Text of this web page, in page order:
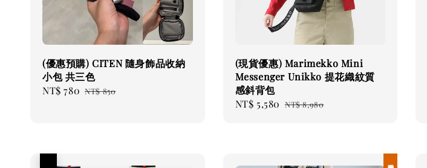
(優惠預購) CITEN 隨身飾品收納
小包 共三色
Sale
NT$ 780 Regular
NT$ 850
(現貨優惠) Marimekko Mini
Messenger Unikko 提花織紋質
感斜背包
Sale
NT$ 5,580 Regular
NT$ 8,980